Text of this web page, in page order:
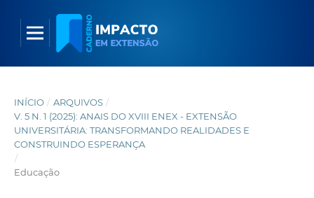
INÍCIO / ARQUIVOS /
V. 5 N. 1 (2025): ANAIS DO XVIII ENEX - EXTENSÃO
UNIVERSITÁRIA: TRANSFORMANDO REALIDADES E
CONSTRUINDO ESPERANÇA
/
Educação